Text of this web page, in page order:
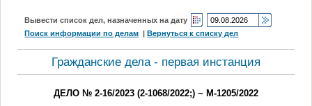
Вывести список дел, назначенных на дату
Поиск информации по делам |Вернуться к списку дел
Гражданские дела - первая инстанция
ДЕЛО № 2-16/2023 (2-1068/2022;) ~ М-1205/2022